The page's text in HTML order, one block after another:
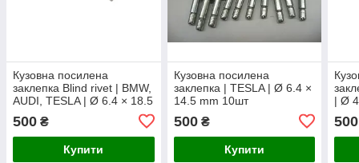
Кузовна посилена
заклепка Blind rivet | BMW,
AUDI, TESLA | Ø 6.4 × 18.5
500 ₴
Купити
Кузовна посилена
заклепка | TESLA | Ø 6.4 ×
14.5 mm 10шт
500₴
Купити
| Ø
500